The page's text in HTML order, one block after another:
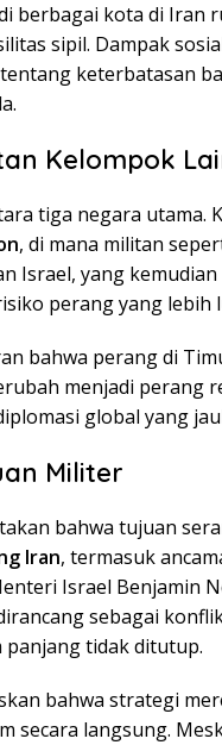
berbagai kota di Iran
sipil. Dampak
keterbatasan
Kelompok
tiga negara utama.
, di mana militan
Israel, yang
perang yang lebih
bahwa perang di
menjadi perang
global yang
Militer
bahwa tujuan
Iran, termasuk
Israel Benjamin
sebagai
tidak ditutup.
bahwa strategi
secara langsung.